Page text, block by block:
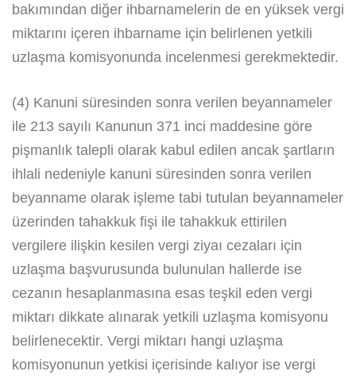
bakımından diğer ihbarnamelerin de en yüksek vergi
miktarını içeren ihbarname için belirlenen yetkili
uzlaşma komisyonunda incelenmesi gerekmektedir.
(4) Kanuni süresinden sonra verilen beyannameler
ile 213 sayılı Kanunun 371 inci maddesine göre
pişmanlık talepli olarak kabul edilen ancak şartların
ihlali nedeniyle kanuni süresinden sonra verilen
beyanname olarak işleme tabi tutulan beyannameler
üzerinden tahakkuk fişi ile tahakkuk ettirilen
vergilere ilişkin kesilen vergi ziyaı cezaları için
uzlaşma başvurusunda bulunulan hallerde ise
cezanın hesaplanmasına esas teşkil eden vergi
miktarı dikkate alınarak yetkili uzlaşma komisyonu
belirlenecektir. Vergi miktarı hangi uzlaşma
komisyonunun yetkisi içerisinde kalıyor ise vergi